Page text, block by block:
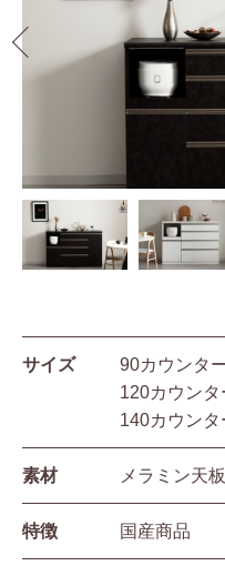
サイズ
90カウンタ
120カウン
140カウン
素材 メラミン天
特徴 国産商品